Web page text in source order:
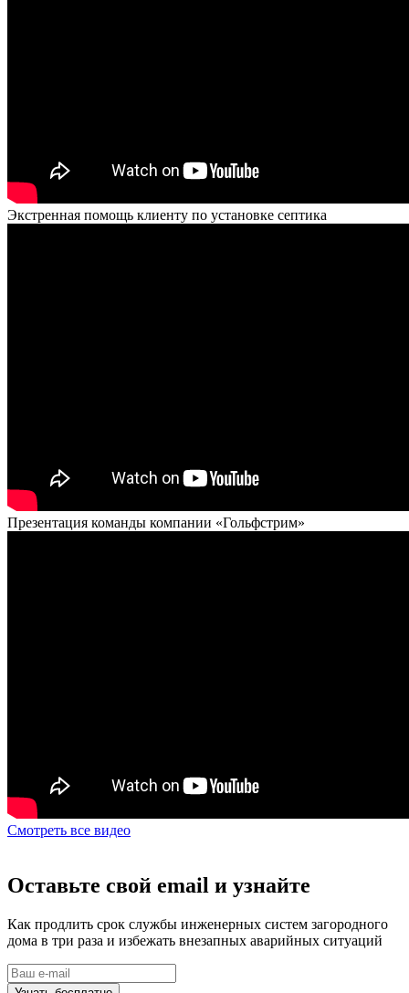
Экстренная помощь клиенту по установке септика
Презентация команды компании «Гольфстрим»
Смотреть все видео
Оставьте свой email и узнайте
Как продлить срок службы инженерных систем загородного
дома в три раза и избежать внезапных аварийных ситуаций